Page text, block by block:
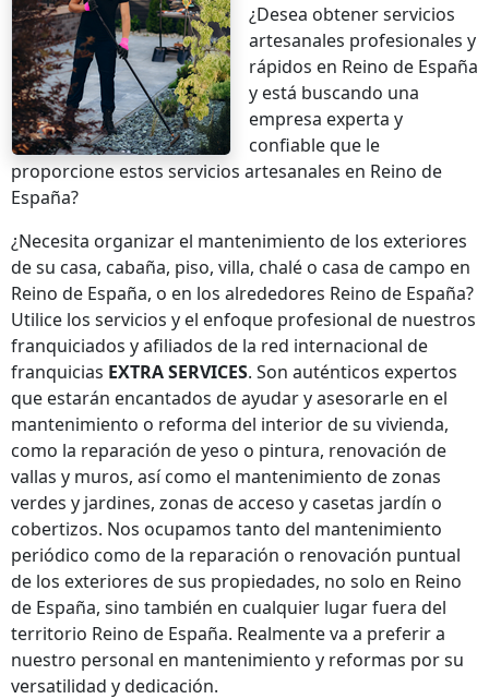
¿Desea obtener servicios
artesanales profesionales y
rápidos en Reino de España
y está buscando una
empresa experta y
confiable que le
proporcione estos servicios artesanales en Reino de
España?
¿Necesita organizar el mantenimiento de los exteriores
de su casa, cabaña, piso, villa, chalé o casa de campo en
Reino de España, o en los alrededores Reino de España?
Utilice los servicios y el enfoque profesional de nuestros
franquiciados y afiliados de la red internacional de
franquicias EXTRA SERVICES. Son auténticos expertos
que estarán encantados de ayudar y asesorarle en el
mantenimiento o reforma del interior de su vivienda,
como la reparación de yeso o pintura, renovación de
vallas y muros, así como el mantenimiento de zonas
verdes y jardines, zonas de acceso y casetas jardín o
cobertizos. Nos ocupamos tanto del mantenimiento
periódico como de la reparación o renovación puntual
de los exteriores de sus propiedades, no solo en Reino
de España, sino también en cualquier lugarfuera del
territorio Reino de España. Realmente va a preferir a
nuestro personal en mantenimiento y reformas por su
versatilidad y dedicación.